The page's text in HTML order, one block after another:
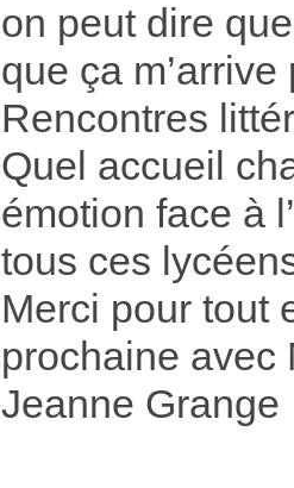
on peut dire
que ça
Rencontres
Quel accueil
émotion face à
tous ces
Merci pour tout
prochaine avec
Jeanne Grange